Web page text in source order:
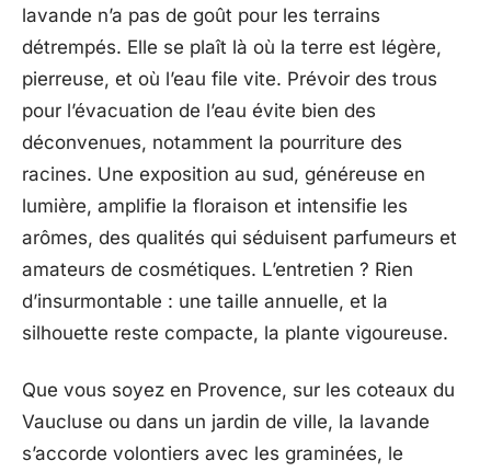
lavande n’a pas de goût pour les terrains
détrempés. Elle se plaît là où la terre est légère,
pierreuse, et où l’eau file vite. Prévoir des trous
pour l’évacuation de l’eau évite bien des
déconvenues, notamment la pourriture des
racines. Une exposition au sud, généreuse en
lumière, amplifie la floraison et intensifie les
arômes, des qualités qui séduisent parfumeurs et
amateurs de cosmétiques. L’entretien ? Rien
d’insurmontable : une taille annuelle, et la
silhouette reste compacte, la plante vigoureuse.
Que vous soyez en Provence, sur les coteaux du
Vaucluse ou dans un jardin de ville, la lavande
s’accorde volontiers avec les graminées, le